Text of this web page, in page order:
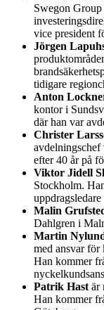
Swegon
vice president
Jörgen
tidigare
Anton
kontor i
där han var
Christer
efter 40 år på
Viktor Jidell
Stockholm.
uppdragsledare
Malin
Dahlgren i
Martin
med ansvar
Han kommer
Patrik Hastär
Han kommer